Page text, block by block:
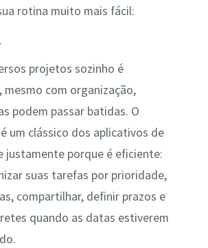
rotina muito mais fácil:
projetos sozinho é
mesmo com organização,
podem passar batidas. O
um clássico dos aplicativos de
justamente porque é eficiente:
suas tarefas por prioridade,
compartilhar, definir prazos e
quando as datas estiverem